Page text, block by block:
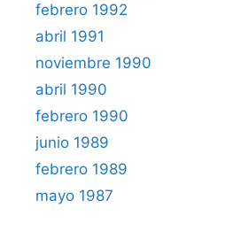
febrero 1992
abril 1991
noviembre 1990
abril 1990
febrero 1990
junio 1989
febrero 1989
mayo 1987